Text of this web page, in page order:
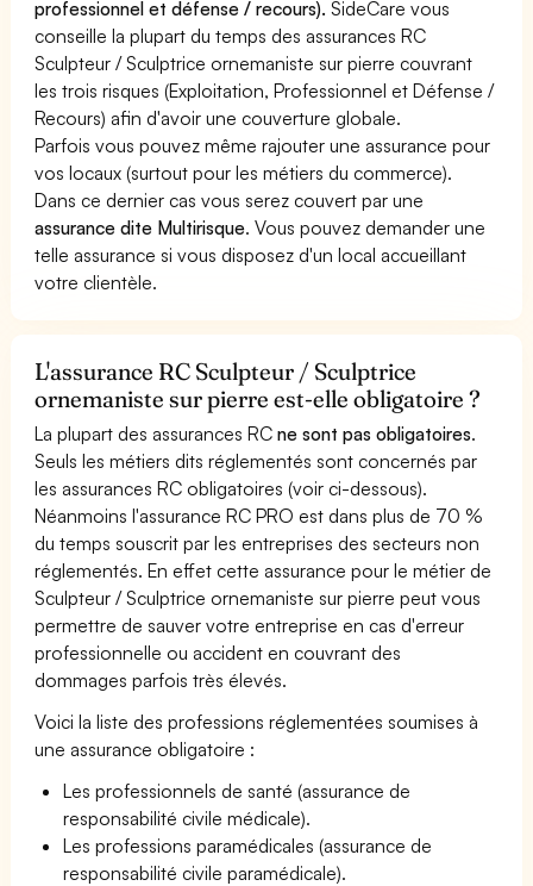
professionnel et défense / recours). SideCare vous
conseille la plupart du temps des assurances RC
Sculpteur / Sculptrice ornemaniste sur pierre couvrant
les trois risques (Exploitation, Professionnel et Défense /
Recours) afin d'avoir une couverture globale.
Parfois vous pouvez même rajouter une assurance pour
vos locaux (surtout pour les métiers du commerce).
Dans ce dernier cas vous serez couvert par une
assurance dite Multirisque. Vous pouvez demander une
telle assurance si vous disposez d'un local accueillant
votre clientèle.
L'assurance RC Sculpteur / Sculptrice
ornemaniste sur pierre est-elle obligatoire ?
La plupart des assurances RCne sont pas obligatoires.
Seuls les métiers dits réglementés sont concernés par
les assurances RC obligatoires (voir ci-dessous).
Néanmoins l'assurance RC PRO est dans plus de 70 %
du temps souscrit par les entreprises des secteurs non
réglementés. En effet cette assurance pour le métier de
Sculpteur / Sculptrice ornemaniste sur pierre peut vous
permettre de sauver votre entreprise en cas d'erreur
professionnelle ou accident en couvrant des
dommages parfois très élevés.
Voici la liste des professions réglementées soumises à
une assurance obligatoire :
Les professionnels de santé (assurance de
responsabilité civile médicale).
Les professions paramédicales (assurance de
responsabilité civile paramédicale).